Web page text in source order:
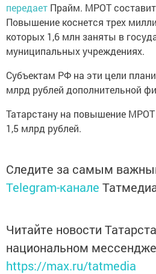
передает Прайм. МРОТ
Повышение коснется трех
которых 1,6 млн заняты в
муниципальных учреждениях.
Субъектам РФ на эти цели
млрд рублей дополнительной
Татарстану на повышение МРОТ
1,5 млрд рублей.
Следите за самым
Telegram-канале
Читайте новости
национальном
https://max.ru/tatmedia